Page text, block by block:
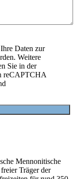
Daten zur
Weitere
Sie in der
reCAPTCHA
Mennonitische
Träger der